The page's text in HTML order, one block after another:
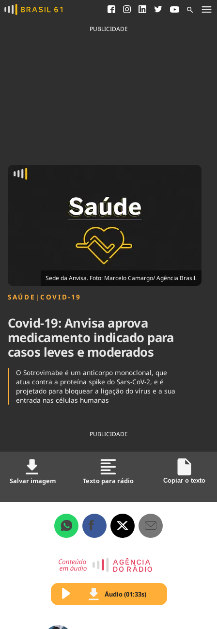
Ver todas as notícias
Saneamento
Indicadores
Agronegócios
Economia
Educação
Infraestrutura
Internacional
Política
Saúde
Tempo
PUBLICIDADE
Sede da Anvisa. Foto: Marcelo Camargo/ Agência Brasil.
SAÚDE | COVID-19
Covid-19: Anvisa aprova
medicamento indicado para
casos leves e moderados
O Sotrovimabe é um anticorpo monoclonal, que
atua contra a proteína spike do Sars-CoV-2, e é
projetado para bloquear a ligação do vírus e a sua
entrada nas células humanas
PUBLICIDADE
Salvar imagem Texto para rádio Copiar o texto
Áudio (01:33s)